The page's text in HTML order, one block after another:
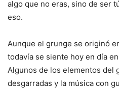
algo que no eras, sino de ser
eso.
Aunque el grunge se originó
todavía se siente hoy en día
Algunos de los elementos del
desgarradas y la música con